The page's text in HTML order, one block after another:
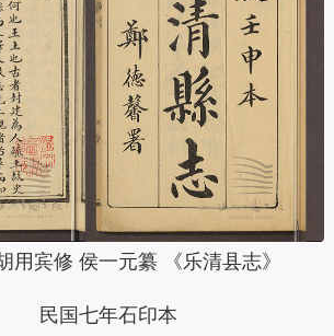
用宾修 侯一元纂 《乐清县志》
民国七年石印本